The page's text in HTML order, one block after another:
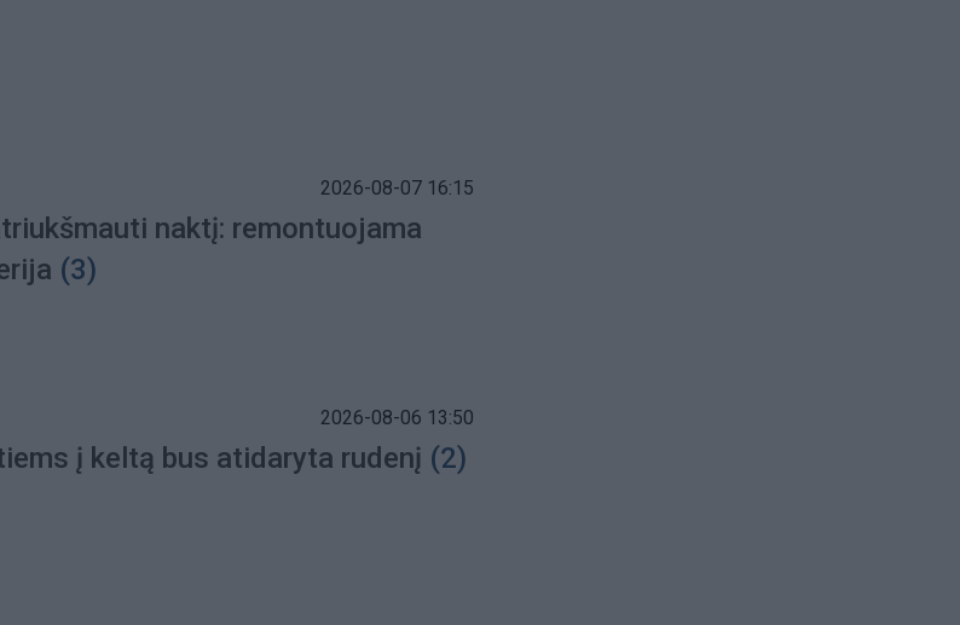
2026-08-07 16:15
naktį: remontuojama
(3)
2026-08-06 13:50
į keltą bus atidaryta rudenį (2)